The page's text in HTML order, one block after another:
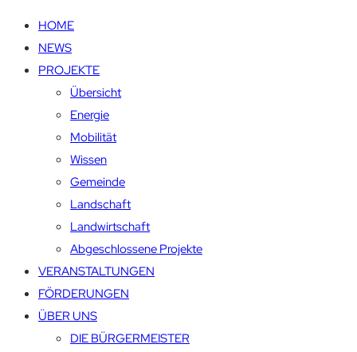
HOME
NEWS
PROJEKTE
Übersicht
Energie
Mobilität
Wissen
Gemeinde
Landschaft
Landwirtschaft
Abgeschlossene Projekte
VERANSTALTUNGEN
FÖRDERUNGEN
ÜBER UNS
DIE BÜRGERMEISTER